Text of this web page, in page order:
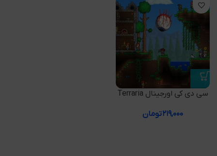
سی دی کی اورجینال Terraria
۲۱۹,۰۰۰تومان